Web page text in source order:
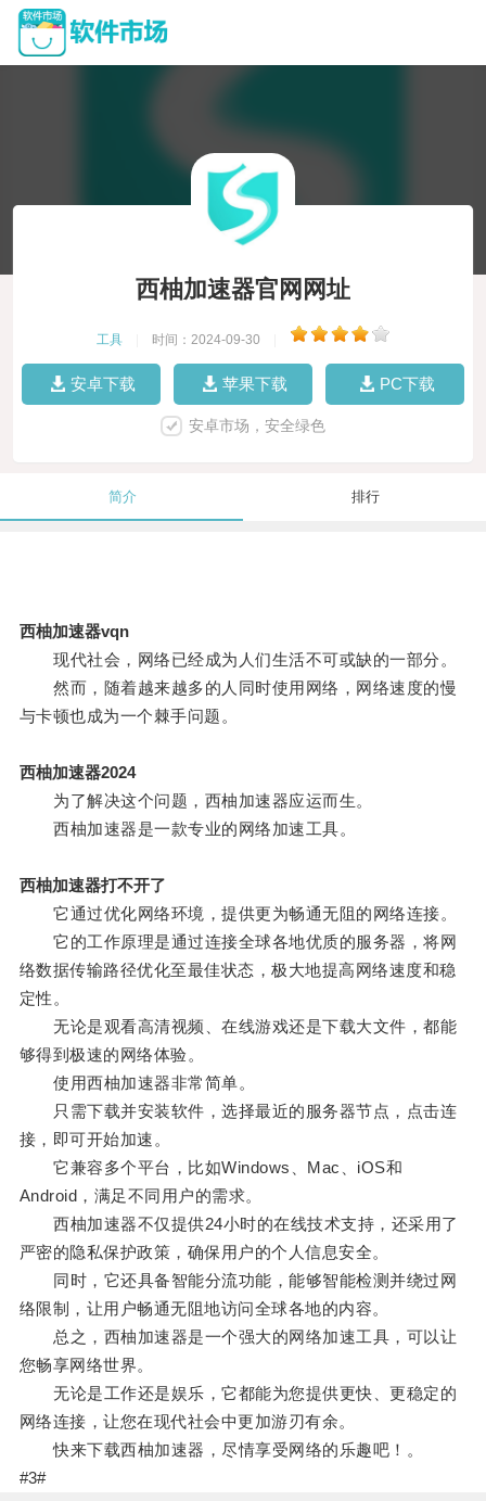
西柚加速器官网网址
工具 时间：2024-09-30
安卓下载 苹果下载 PC下载
安卓市场，安全绿色
简介 排行
西柚加速器vqn
现代社会，网络已经成为人们生活不可或缺的一部分。
然而，随着越来越多的人同时使用网络，网络速度的慢
与卡顿也成为一个棘手问题。
西柚加速器2024
为了解决这个问题，西柚加速器应运而生。
西柚加速器是一款专业的网络加速工具。
西柚加速器打不开了
它通过优化网络环境，提供更为畅通无阻的网络连接。
它的工作原理是通过连接全球各地优质的服务器，将网
络数据传输路径优化至最佳状态，极大地提高网络速度和稳
定性。
无论是观看高清视频、在线游戏还是下载大文件，都能
够得到极速的网络体验。
使用西柚加速器非常简单。
只需下载并安装软件，选择最近的服务器节点，点击连
接，即可开始加速。
它兼容多个平台，比如Windows、Mac、iOS和
Android，满足不同用户的需求。
西柚加速器不仅提供24小时的在线技术支持，还采用了
严密的隐私保护政策，确保用户的个人信息安全。
同时，它还具备智能分流功能，能够智能检测并绕过网
络限制，让用户畅通无阻地访问全球各地的内容。
总之，西柚加速器是一个强大的网络加速工具，可以让
您畅享网络世界。
无论是工作还是娱乐，它都能为您提供更快、更稳定的
网络连接，让您在现代社会中更加游刃有余。
快来下载西柚加速器，尽情享受网络的乐趣吧！。
#3#